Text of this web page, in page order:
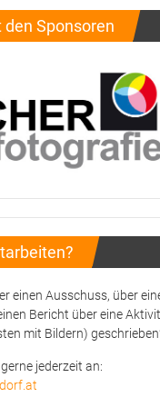
den Sponsoren
einen Ausschuss, über
Bericht über eine
mit Bildern)
jederzeit an: